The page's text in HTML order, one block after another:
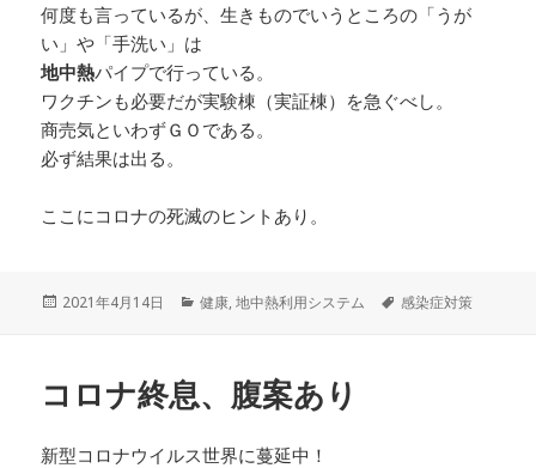
何度も言っているが、生きものでいうところの「うが
い」や「手洗い」は
地中熱パイプで行っている。
ワクチンも必要だが実験棟（実証棟）を急ぐべし。
商売気といわずＧＯである。
必ず結果は出る。
ここにコロナの死滅のヒントあり。
投
2021年4月14日
カ
健康,地中熱利用システム
タ
感染症対策
コロナ終息、腹案あり
新型コロナウイルス世界に蔓延中！